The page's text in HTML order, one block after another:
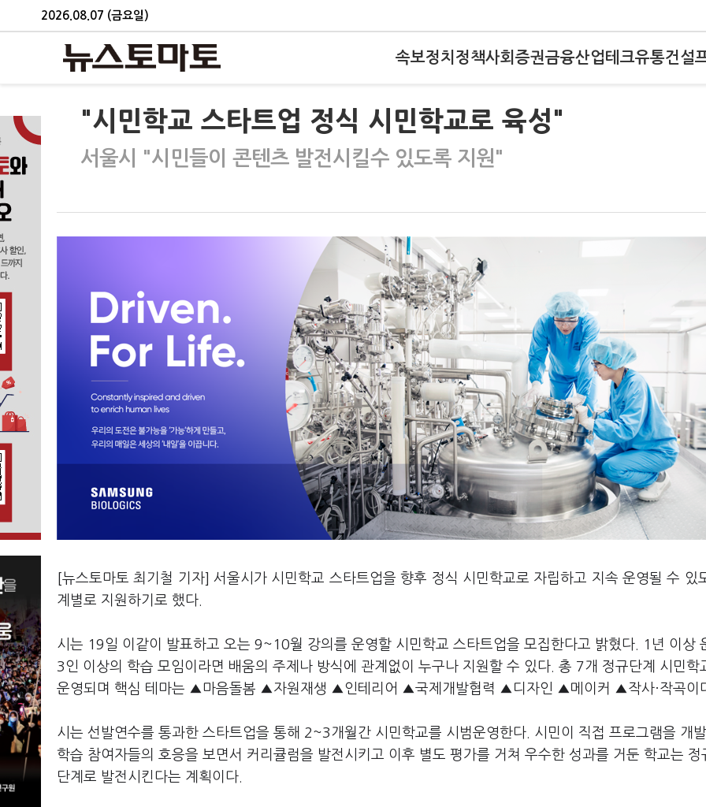
2026.08.07 (금요일)
속보정치 정책사회 증권금융산업테크유통건설
"시민학교 스타트업 정식 시민학교로 육성"
서울시 "시민들이 콘텐츠 발전시킬수 있도록 지원"
[뉴스토마토 최기철 기자] 서울시가 시민학교 스타트업을 향후 정식 시민학교로 자립하고 지속 운영될 수 있
계별로 지원하기로 했다.
시는 19일 이같이 발표하고 오는 9~10월 강의를 운영할 시민학교 스타트업을 모집한다고 밝혔다. 1년 이상
3인 이상의 학습 모임이라면 배움의 주제나 방식에 관계없이 누구나 지원할 수 있다. 총 7개 정규단계 시민학
운영되며 핵심 테마는 ▲마음돌봄 ▲자원재생 ▲인테리어 ▲국제개발협력 ▲디자인 ▲메이커 ▲작사·작곡이
시는 선발연수를 통과한 스타트업을 통해 2~3개월간 시민학교를 시범운영한다. 시민이 직접 프로그램을 개
학습 참여자들의 호응을 보면서 커리큘럼을 발전시키고 이후 별도 평가를 거쳐 우수한 성과를 거둔 학교는 정
단계로 발전시킨다는 계획이다.